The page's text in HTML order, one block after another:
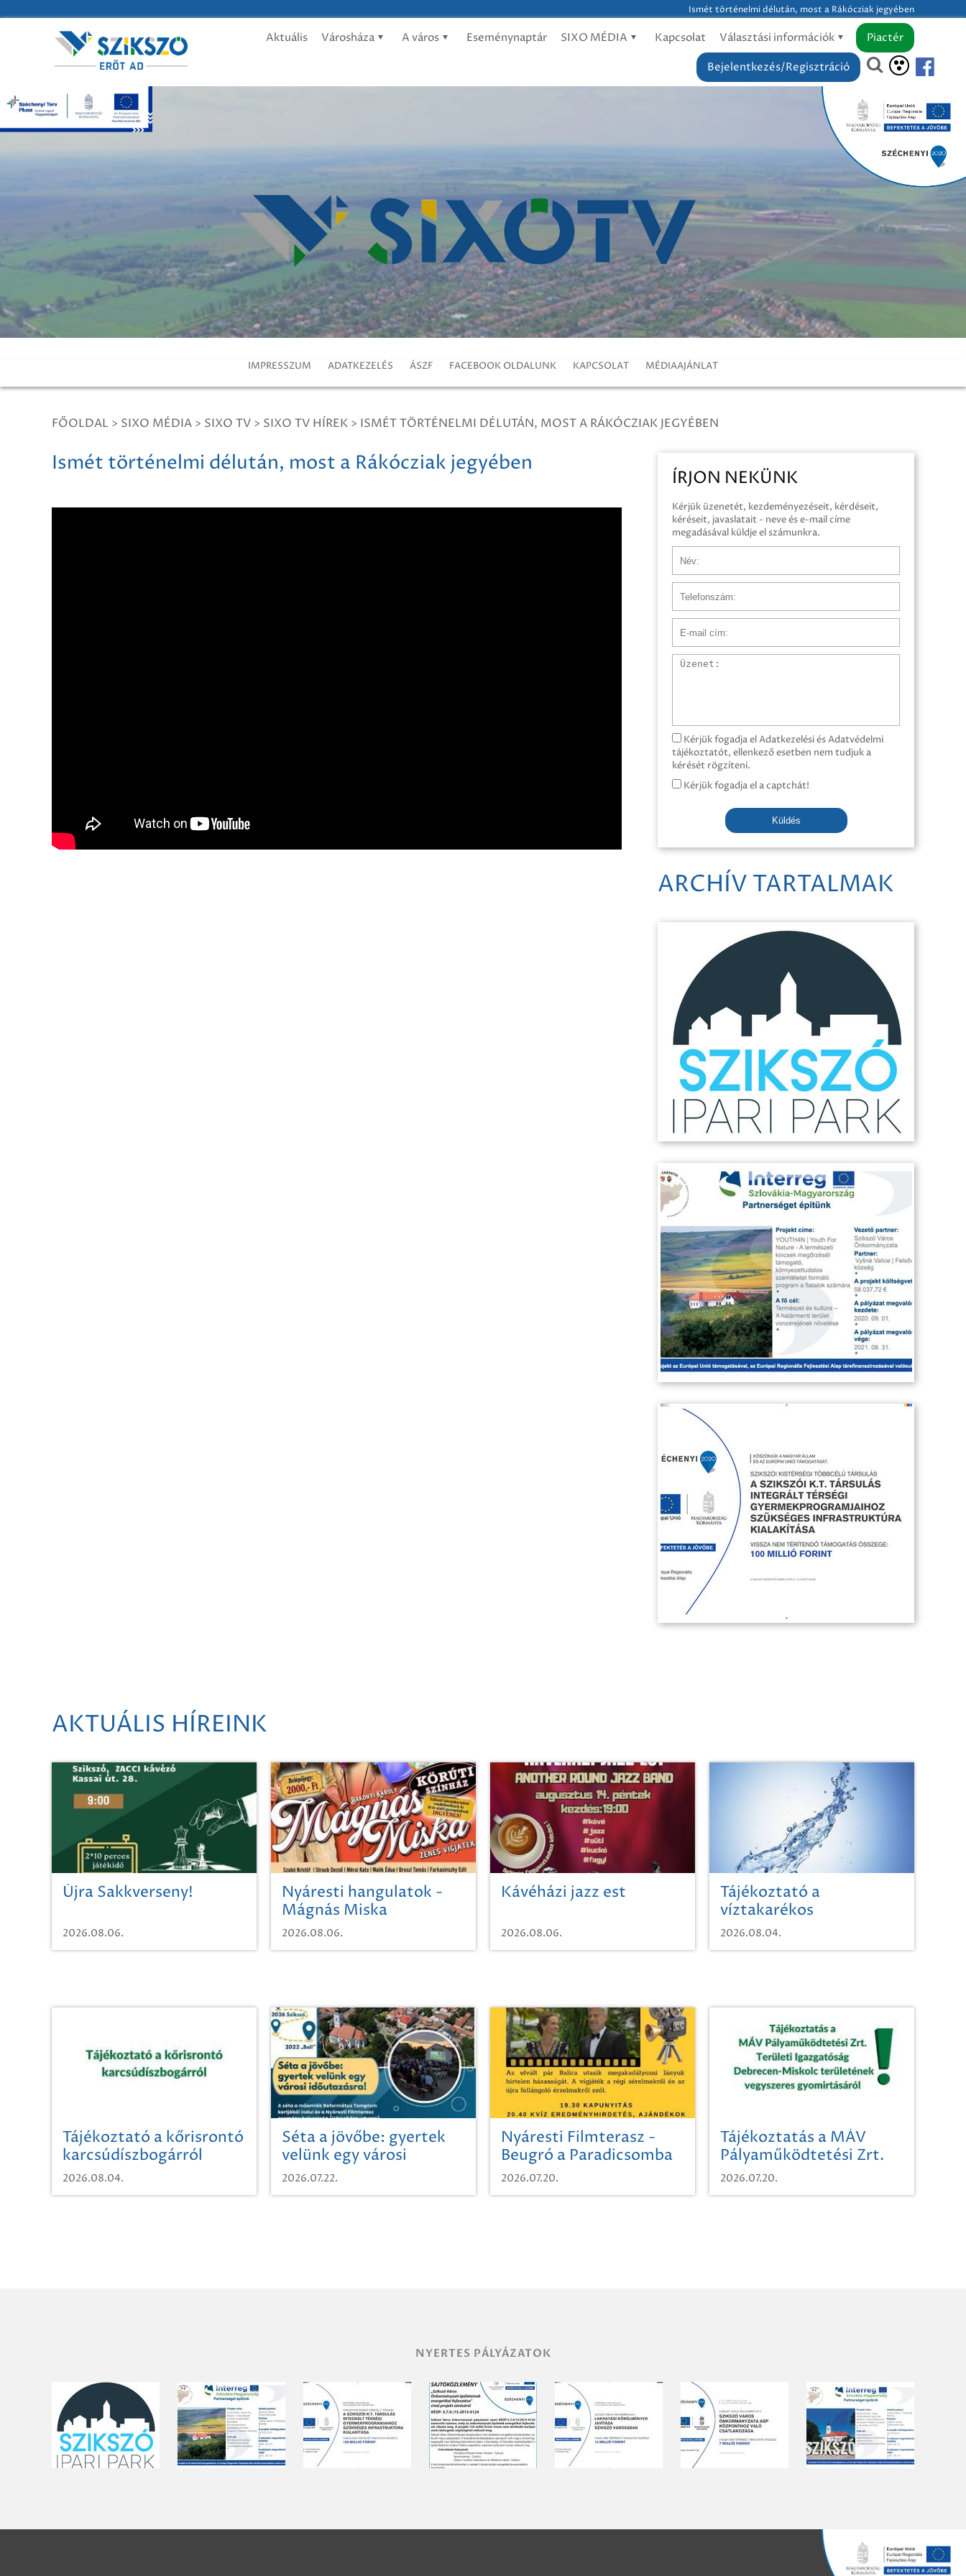
Ismét történelmi délután, most a Rákócziak jegyében
Aktuális Városháza A város Eseménynaptár SIXO MÉDIA Kapcsolat Választási információk
Piactér
Bejelentkezés/Regisztráció
IMPRESSZUM ADATKEZELÉS ÁSZF FACEBOOK OLDALUNK KAPCSOLAT MÉDIAAJÁNLAT
FŐOLDAL > SIXO MÉDIA > SIXO TV > SIXO TV HÍREK > ISMÉT TÖRTÉNELMI DÉLUTÁN, MOST A RÁKÓCZIAK JEGYÉBEN
Ismét történelmi délután, most a Rákócziak jegyében
ÍRJON NEKÜNK
Kérjük üzenetét, kezdeményezéseit, kérdéseit,
kéréseit, javaslatait - neve és e-mail címe
megadásával küldje el számunkra.
Üzenet
Kérjük fogadja el Adatkezelési és Adatvédelmi
tájékoztatót, ellenkező esetben nem tudjuk a
kérését rögzíteni.
Kérjük fogadja el a captchát!
Küldés
ARCHÍV TARTALMAK
AKTUÁLIS HÍREINK
Újra Sakkverseny!
2026.08.06.
Nyáresti hangulatok -
Mágnás Miska
2026.08.06.
Kávéházi jazz est
2026.08.06.
Tájékoztató a
víztakarékos
vízhasználatról
2026.08.04.
Tájékoztató a kőrisrontó
karcsúdíszbogárról
2026.08.04.
Séta a jövőbe: gyertek
velünk egy városi
időutazásra!
2026.07.22.
Nyáresti Filmterasz -
Beugró a Paradicsomba
2026.07.20.
Tájékoztatás a MÁV
Pályaműködtetési Zrt.
Területi Igazgatóság
Debrecen-Miskolc
2026.07.20.
NYERTES PÁLYÁZATOK